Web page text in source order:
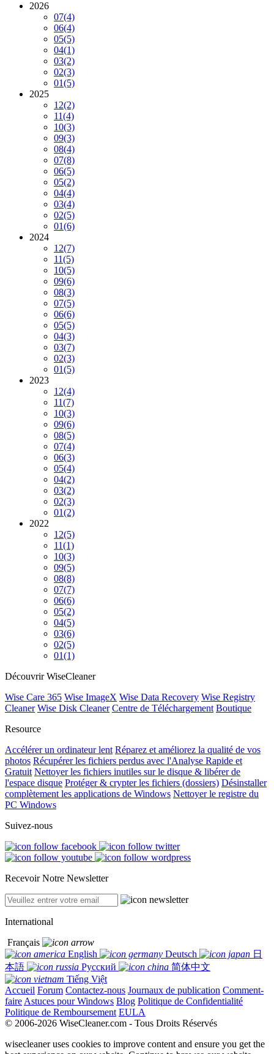
2026
07(4)
06(4)
05(5)
04(1)
03(2)
02(3)
01(5)
2025
12(2)
11(4)
10(3)
09(3)
08(4)
07(8)
06(5)
05(2)
04(4)
03(4)
02(5)
01(6)
2024
12(7)
11(5)
10(5)
09(6)
08(3)
07(5)
06(6)
05(5)
04(3)
03(7)
02(3)
01(5)
2023
12(4)
11(7)
10(3)
09(6)
08(5)
07(4)
06(3)
05(4)
04(2)
03(2)
02(3)
01(2)
2022
12(5)
11(1)
10(3)
09(5)
08(8)
07(7)
06(6)
05(2)
04(5)
03(6)
02(5)
01(1)
Découvrir WiseCleaner
Wise Care 365 Wise ImageX Wise Data Recovery Wise Registry
Cleaner Wise Disk Cleaner Centre de Téléchargement Boutique
Resource
Accélérer un ordinateur lent Réparez et améliorez la qualité de vos
photos Récupérer les fichiers perdus avec l'Analyse Rapide et
Gratuit Nettoyer les fichiers inutiles sur le disque & libérer de
l'espace disque Protéger & crypter les fichiers (dossiers) Désinstaller
complètement les applications de Windows Nettoyer le registre du
PC Windows
Suivez-nous
Recevoir Notre Newsletter
International
Français
English
Deutsch
日
本語
Русский
简体中文
Tiếng Việt
Accueil Forum Contactez-nous Journaux de publication Comment-
faire Astuces pour Windows Blog Politique de Confidentialité
Politique de Remboursement EULA
© 2006-2026 WiseCleaner.com - Tous Droits Réservés
wisecleaner uses cookies to improve content and ensure you get the